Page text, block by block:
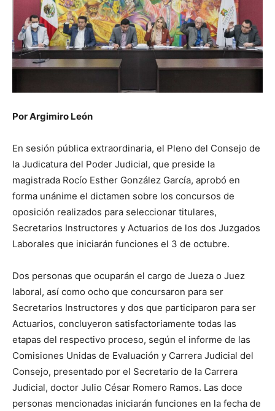
Por Argimiro León
En sesión pública extraordinaria, el Pleno del Consejo de
la Judicatura del Poder Judicial, que preside la
magistrada Rocío Esther González García, aprobó en
forma unánime el dictamen sobre los concursos de
oposición realizados para seleccionar titulares,
Secretarios Instructores y Actuarios de los dos Juzgados
Laborales que iniciarán funciones el 3 de octubre.
Dos personas que ocuparán el cargo de Jueza o Juez
laboral, así como ocho que concursaron para ser
Secretarios Instructores y dos que participaron para ser
Actuarios, concluyeron satisfactoriamente todas las
etapas del respectivo proceso, según el informe de las
Comisiones Unidas de Evaluación y Carrera Judicial del
Consejo, presentado por el Secretario de la Carrera
Judicial, doctor Julio César Romero Ramos. Las doce
personas mencionadas iniciarán funciones en la fecha de